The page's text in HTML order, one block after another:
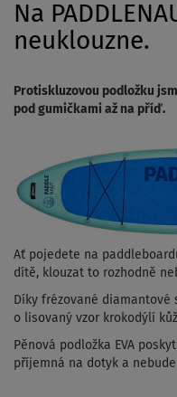
Na
neuklouzne.
Protiskluzovou podložku
pod gumičkami až na příď.
Ať pojedete na
dítě, klouzat to rozhodně
Díky frézované diamantové
o lisovaný vzor krokodýlí
Pěnová podložka EVA
příjemná na dotyk a